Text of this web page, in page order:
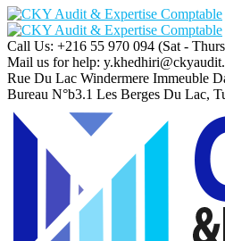
Call Us: +216 55 970 094 (Sat -
Mail us for help:
Rue Du Lac Windermere Immeuble
Bureau N°b3.1 Les Berges Du Lac,